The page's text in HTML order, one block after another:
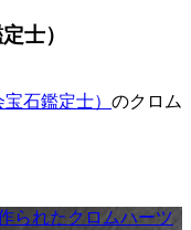
士）
石鑑定士） のクロム
られたクロムハーツ